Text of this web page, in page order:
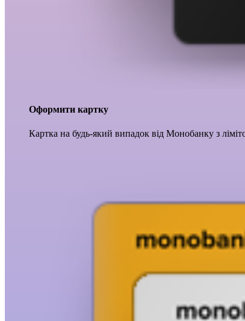
Оформити картку
Картка на будь-який випадок від Монобанку з